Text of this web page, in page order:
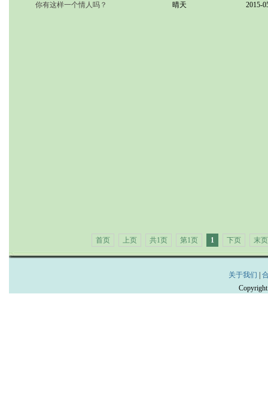
你有这样一个情人吗？ 晴天 2015-
首页 上页 共1页 第1页 1 下页 末页
关于我们